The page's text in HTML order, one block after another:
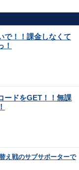
で！！課金しなくて
！
ードをGET！！無課
え戦のサブサポーターで